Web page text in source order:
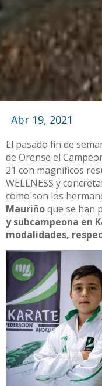
Abr 19, 2021
El pasado fin de
de Orense el
21 con magníficos
WELLNESS y
como son los
Mauriñoque se han
y subcampeona en
modalidades,